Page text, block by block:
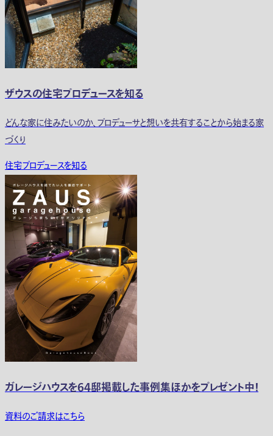
ザウスの住宅プロデュースを知る
どんな家に住みたいのか、プロデューサと想いを共有することから始まる家
づくり
住宅プロデュースを知る
ガレージハウスを64邸掲載した事例集ほかをプレゼント中！
資料のご請求はこちら